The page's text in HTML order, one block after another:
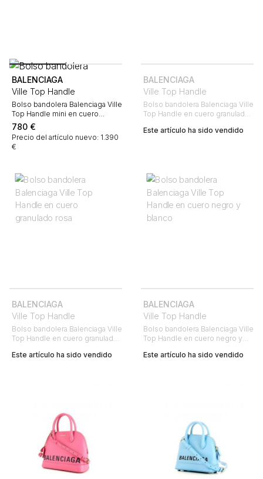
BALENCIAGA
Ville Top Handle
Bolso bandolera Balenciaga Ville
Top Handle mini en cuero
granulado rojo
780 €
Precio del artículo nuevo: 1.390
€
BALENCIAGA
Ville Top Handle
Bolso bandolera Balenciaga Ville
Top Handle en cuero granulado
Este artículo ha sido vendido
BALENCIAGA
Ville Top Handle
Bolso bandolera Balenciaga Ville
Top Handle en cuero granulado
Este artículo ha sido vendido
BALENCIAGA
Ville Top Handle
Bolso bandolera Balenciaga Ville
Top Handle en cuero negro y
Este artículo ha sido vendido